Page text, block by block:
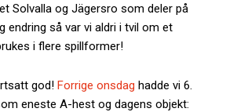
Solvalla og Jägersro som deler på
endring så var vi aldri i tvil om et
i flere spillformer!
god! Forrige onsdag hadde vi 6.
eneste A-hest og dagens objekt: